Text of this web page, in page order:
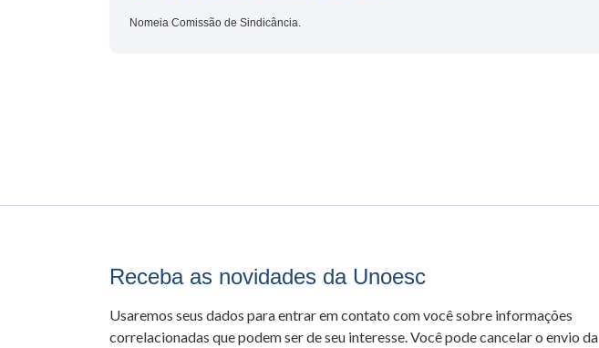
Nomeia Comissão de Sindicância.
Receba as novidades da Unoesc
Usaremos seus dados para entrar em contato com você sobre informações
correlacionadas que podem ser de seu interesse. Você pode cancelar o envio da